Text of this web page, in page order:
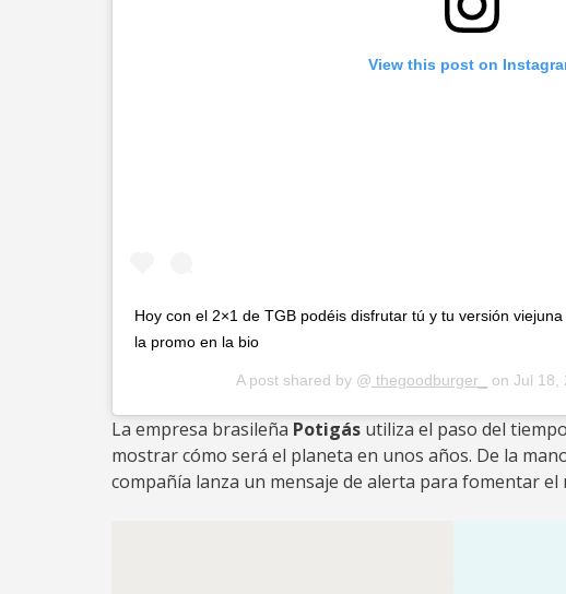
View this post on
Hoy con el 2×1 de TGB podéis disfrutar tú y tu versión
la promo en la bio
A post shared by @ thegoodburger_ on Jul 18,
La empresa brasileña Potigás utiliza el paso del
mostrar cómo será el planeta en unos años. De la
compañía lanza un mensaje de alerta para fomentar